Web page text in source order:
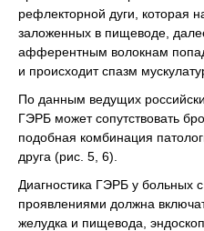
рефлекторной дуги, которая
заложенных в пищеводе,
афферентным волокнам
и происходит спазм
По данным ведущих
ГЭРБ может сопутствовать
подобная комбинация
друга (рис. 5, 6).
Диагностика ГЭРБ у больных
проявлениями должна
желудка и пищевода,